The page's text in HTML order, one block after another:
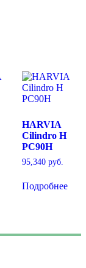
HARVIA
Cilindro H
PC90H
95,340руб.
Подробнее